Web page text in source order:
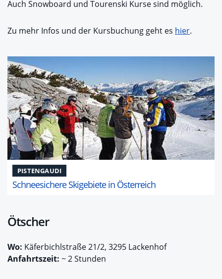
Auch Snowboard und Tourenski Kurse sind möglich.
Zu mehr Infos und der Kursbuchung geht es hier.
PISTENGAUDI
Schneesichere Skigebiete in Österreich
Ötscher
Wo: Käferbichlstraße 21/2, 3295 Lackenhof
Anfahrtszeit: ~ 2 Stunden